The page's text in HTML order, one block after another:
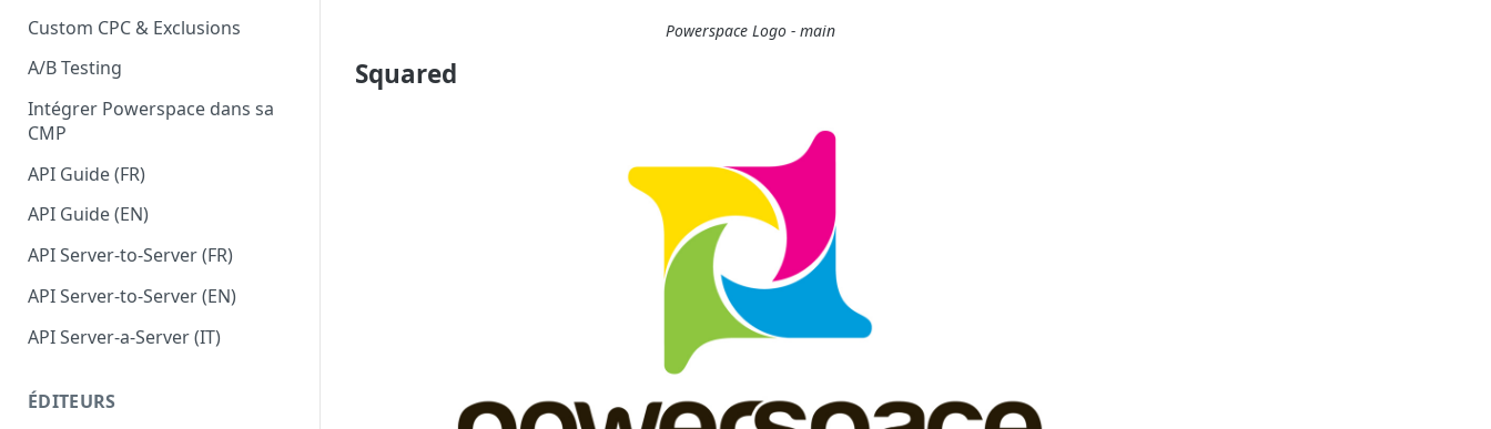
Custom CPC & Exclusions
A/B Testing
Intégrer Powerspace dans sa
CMP
API Guide (FR)
API Guide (EN)
API Server-to-Server (FR)
API Server-to-Server (EN)
API Server-a-Server (IT)
ÉDITEURS
Powerspace Logo - main
Squared